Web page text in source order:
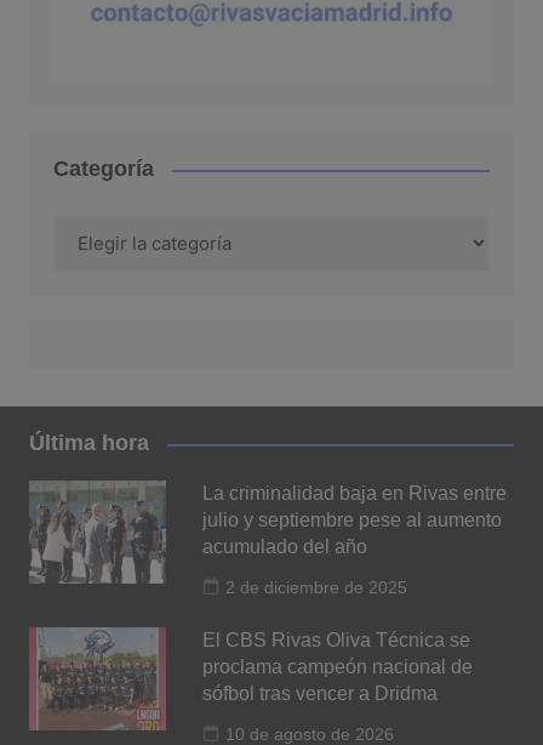
Categoría
Última hora
La criminalidad baja en Rivas entre
julio y septiembre pese al aumento
acumulado del año
2 de diciembre de 2025
El CBS Rivas Oliva Técnica se
proclama campeón nacional de
sófbol tras vencer a Dridma
10 de agosto de 2026